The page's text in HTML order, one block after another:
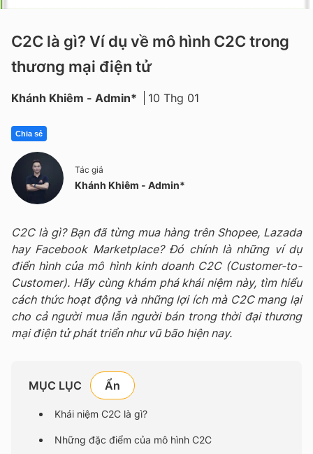
C2C là gì? Ví dụ về mô hình C2C trong
thương mại điện tử
Khánh Khiêm - Admin* 10 Thg 01
Chia sẻ
Tác giả
Khánh Khiêm - Admin*
C2C là gì? Bạn đã từng mua hàng trên Shopee, Lazada
hay Facebook Marketplace? Đó chính là những ví dụ
điển hình của mô hình kinh doanh C2C (Customer-to-
Customer). Hãy cùng khám phá khái niệm này, tìm hiểu
cách thức hoạt động và những lợi ích mà C2C mang lại
cho cả người mua lẫn người bán trong thời đại thương
mại điện tử phát triển như vũ bão hiện nay.
MỤC LỤC
Khái niệm C2C là gì?
Những đặc điểm của mô hình C2C